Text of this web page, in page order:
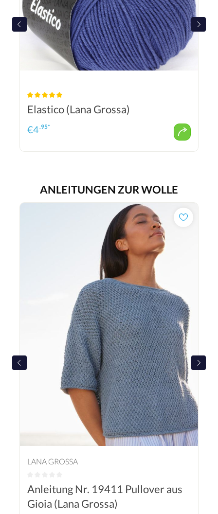
Elastico (Lana Grossa)
€4.95*
ANLEITUNGEN ZUR WOLLE
LANA GROSSA
Anleitung Nr. 19411 Pullover aus
Gioia (Lana Grossa)